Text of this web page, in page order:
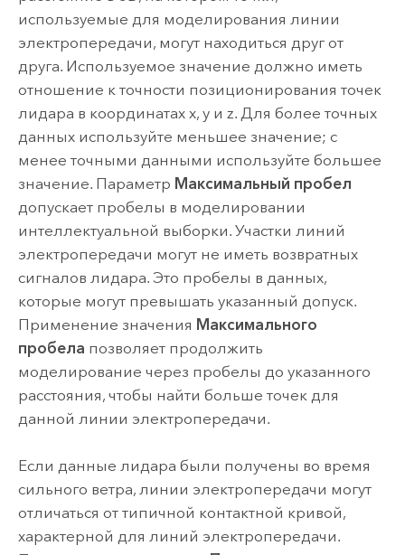
используемые для моделирования линии
электропередачи, могут находиться друг от
друга. Используемое значение должно иметь
отношение к точности позиционирования точек
лидара в координатах x, y и z. Для более точных
данных используйте меньшее значение; с
менее точными данными используйте большее
значение. Параметр Максимальный пробел
допускает пробелы в моделировании
интеллектуальной выборки. Участки линий
электропередачи могут не иметь возвратных
сигналов лидара. Это пробелы в данных,
которые могут превышать указанный допуск.
Применение значения Максимального
пробела позволяет продолжить
моделирование через пробелы до указанного
расстояния, чтобы найти больше точек для
данной линии электропередачи.
Если данные лидара были получены во время
сильного ветра, линии электропередачи могут
отличаться от типичной контактной кривой,
характерной для линий электропередачи.